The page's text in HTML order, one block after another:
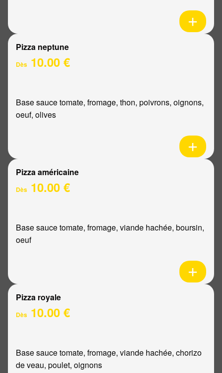
Pizza neptune
Dès 10.00 €
Base sauce tomate, fromage, thon, poivrons, oignons,
oeuf, olives
Pizza américaine
Dès 10.00 €
Base sauce tomate, fromage, viande hachée, boursin,
oeuf
Pizza royale
Dès 10.00 €
Base sauce tomate, fromage, viande hachée, chorizo
de veau, poulet, oignons